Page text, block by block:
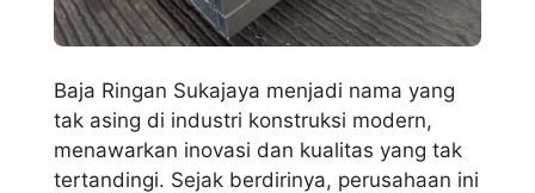
Baja Ringan Sukajaya menjadi nama yang
tak asing di industri konstruksi modern,
menawarkan inovasi dan kualitas yang tak
tertandingi. Sejak berdirinya, perusahaan ini